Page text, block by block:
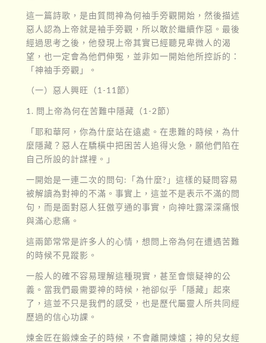
這一篇詩歌，是由質問神為何袖手旁觀開始，然後描述
惡人認為上帝就是袖手旁觀，所以敢於繼續作惡。最後
經過思考之後，他發現上帝其實已經聽見卑微人的渴
望，也一定會為他們伸冤，並非如一開始他所控訴的：
「神袖手旁觀」。
（一）惡人興旺（1-11節）
1. 問上帝為何在苦難中隱藏（1-2節）
「耶和華阿，你為什麼站在遠處。在患難的時候，為什
麼隱藏？惡人在驕橫中把困苦人追得火急，願他們陷在
自己所設的計謀裡。」
一開始是一連二次的問句:「為什麼?」這樣的疑問容易
被解讀為對神的不滿。事實上，這並不是表示不滿的問
句，而是面對惡人狂傲亨通的事實，向神吐露深深痛恨
與滿心悲痛。
這兩節常常是許多人的心情，想問上帝為何在遭遇苦難
的時候不見蹤影。
一般人的確不容易理解這種現實，甚至會懷疑神的公
義。當我們最需要神的時候，祂卻似乎「隱藏」起來
了，這並不只是我們的感受，也是歷代屬靈人所共同經
歷過的信心功課。
煉金匠在鍛煉金子的時候，不會離開煉爐；神的兒女經